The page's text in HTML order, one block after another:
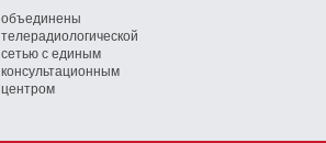
объединены
телерадиологической
сетью с единым
консультационным
центром